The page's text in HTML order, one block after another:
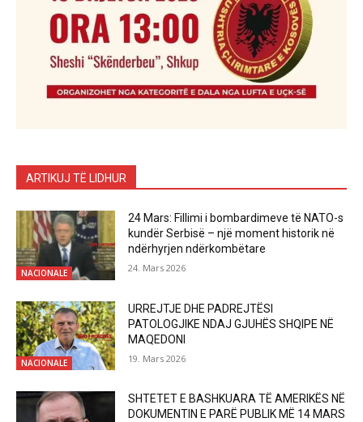
ARTIKUJ TË LIDHUR
NACIONALE
24 Mars: Fillimi i bombardimeve të NATO-s
kundër Serbisë – një moment historik në
ndërhyrjen ndërkombëtare
24. Mars 2026
NACIONALE
URREJTJE DHE PADREJTËSI
PATOLOGJIKE NDAJ GJUHËS SHQIPE NË
MAQEDONI
19. Mars 2026
SHTETET E BASHKUARA TË AMERIKËS NË
DOKUMENTIN E PARË PUBLIK MË 14 MARS